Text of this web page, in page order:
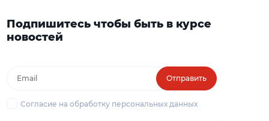
Подпишитесь чтобы быть в курсе
новостей
Отправить
Согласие на обработку персональных данных